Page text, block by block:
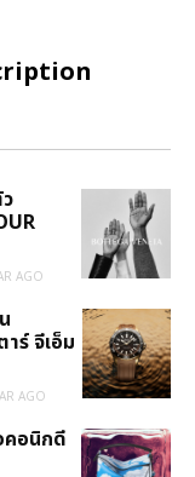
AGO
ร์ จีเอ็ม
AGO
คอนิกดี